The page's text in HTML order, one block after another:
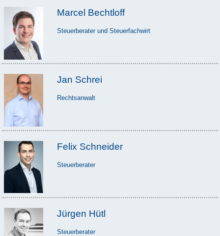
Marcel Bechtloff
Steuerberater und Steuerfachwirt
Jan Schrei
Rechtsanwalt
Felix Schneider
Steuerberater
Jürgen Hütl
Steuerberater